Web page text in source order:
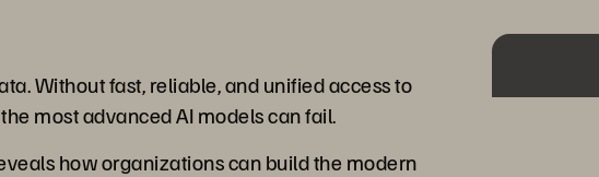
Without fast, reliable, and unified access to
most advanced AI models can fail.
how organizations can build the modern